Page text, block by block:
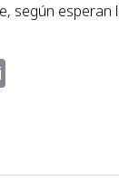
según